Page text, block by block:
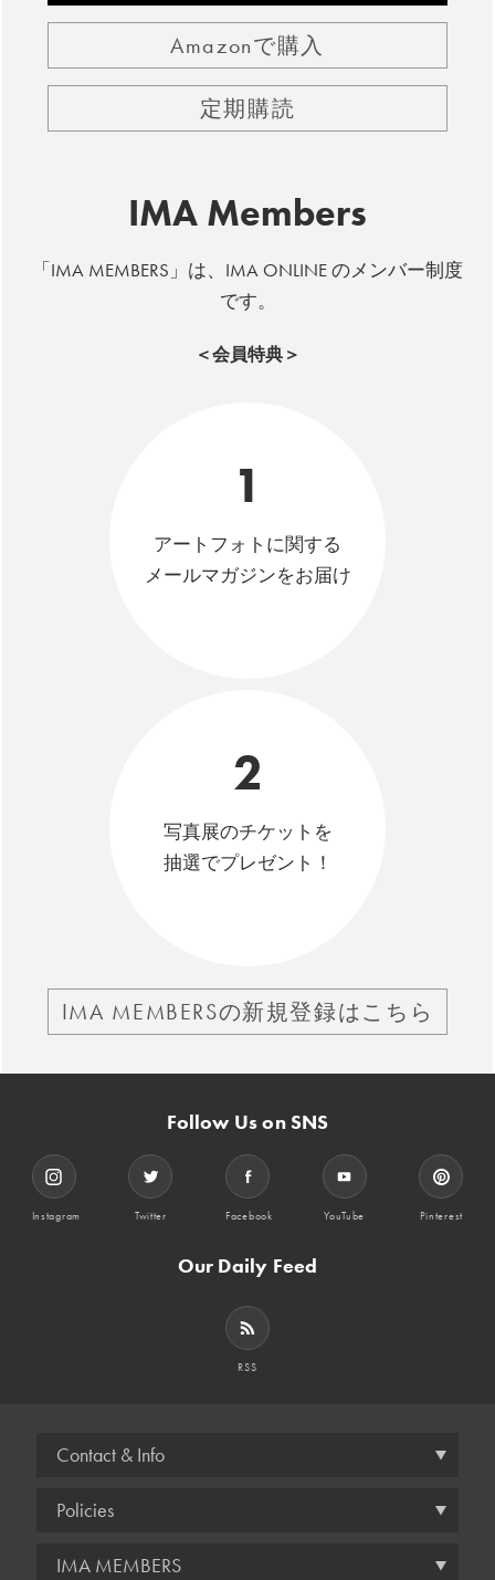
Amazonで購入
定期購読
IMA Members
「IMA MEMBERS」は、IMA ONLINE のメンバー制度
です。
＜会員特典＞
1
アートフォトに関する
メールマガジンをお届け
2
写真展のチケットを
抽選でプレゼント！
IMA MEMBERSの新規登録はこちら
Follow Us on SNS
Instagram Twitter Facebook YouTube Pinterest
Our Daily Feed
RSS
Contact & Info
Policies
IMA MEMBERS